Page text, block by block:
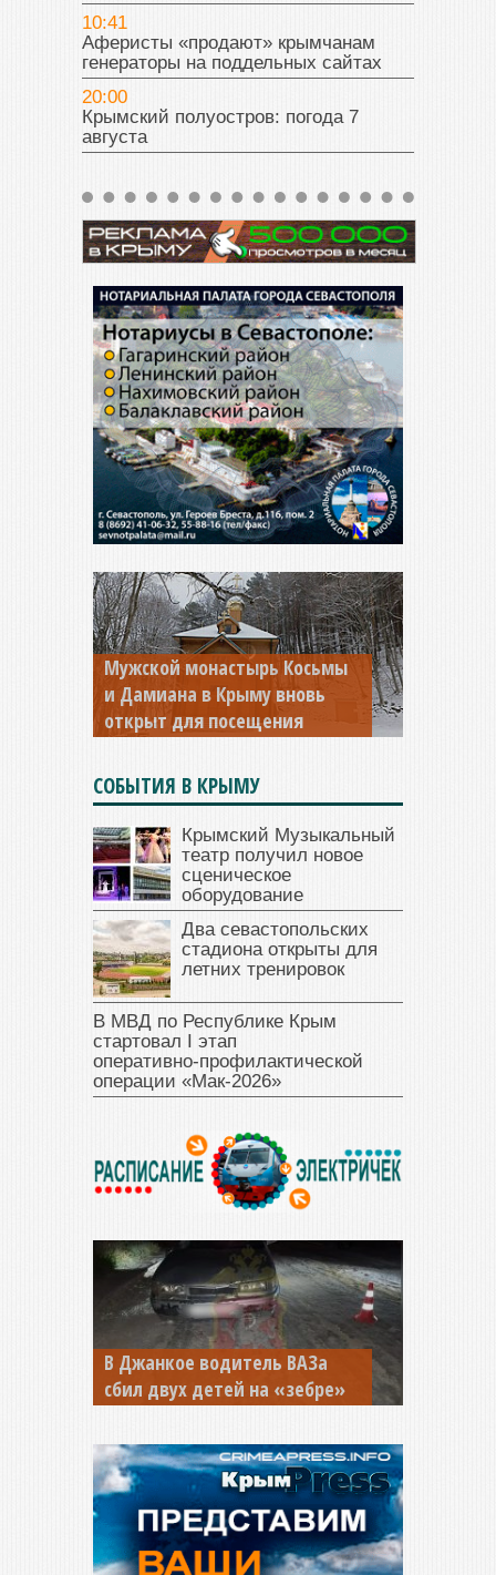
10:41
Аферисты «продают» крымчанам
генераторы на поддельных сайтах
20:00
Крымский полуостров: погода 7
августа
Мужской монастырь Косьмы
и Дамиана в Крыму вновь
открыт для посещения
СОБЫТИЯ В КРЫМУ
Крымский Музыкальный
театр получил новое
сценическое
оборудование
Два севастопольских
стадиона открыты для
летних тренировок
В МВД по Республике Крым
стартовал I этап
оперативно‑профилактической
операции «Мак‑2026»
В Джанкое водитель ВАЗа
сбил двух детей на «зебре»